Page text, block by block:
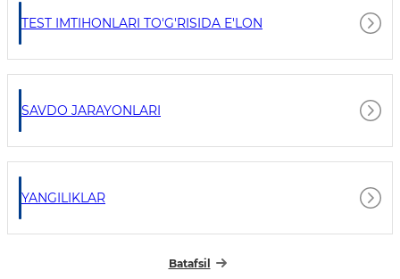
TEST IMTIHONLARI TO'G'RISIDA E'LON
SAVDO JARAYONLARI
YANGILIKLAR
Batafsil